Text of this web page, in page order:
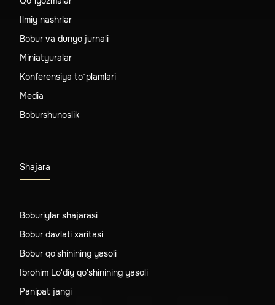
Ilmiy nashrlar
Bobur va dunyo jurnali
Miniatyuralar
Konferensiya to‘plamlari
Media
Boburshunoslik
Shajara
Boburiylar shajarasi
Bobur davlati xaritasi
Bobur qo'shinining yasoli
Ibrohim Lo'diy qo'shinining yasoli
Panipat jangi